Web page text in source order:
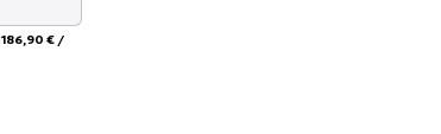
186,90 € /